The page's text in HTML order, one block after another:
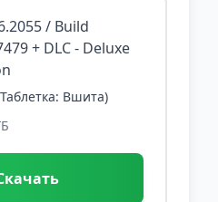
/ Build
+ DLC - Deluxe
Вшита)